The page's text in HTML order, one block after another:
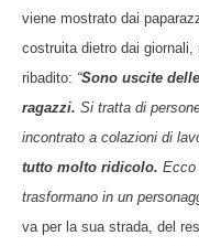
viene mostrato dai
costruita dietro dai giornali,
ribadito: “Sono uscite
ragazzi. Si tratta di
incontrato a colazioni di
tutto molto ridicolo. Ecco
trasformano in un
va per la sua strada, del